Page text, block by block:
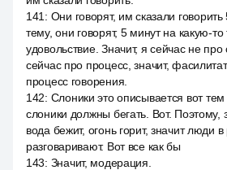
141 : Они говорят, им сказали
тему, они говорят, 5 минут на какую-то
удовольствие. Значит, я сейчас не
сейчас про процесс, значит,
процесс говорения.
142: Слоники это описывается вот
слоники должны бегать. Вот. Поэтому,
вода бежит, огонь горит, значит люди
разговаривают. Вот все как бы
143: Значит, модерация.